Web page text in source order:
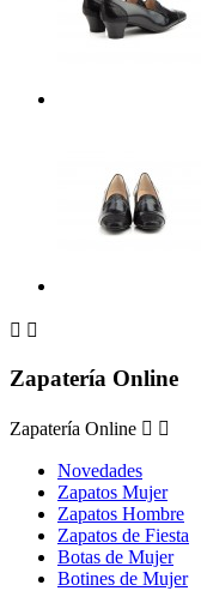
 
Zapatería Online
Zapatería Online  
Novedades
Zapatos Mujer
Zapatos Hombre
Zapatos de Fiesta
Botas de Mujer
Botines de Mujer